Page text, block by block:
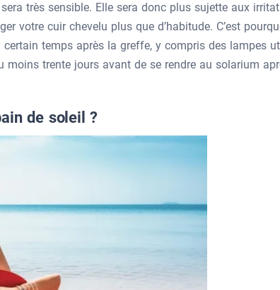
très sensible. Elle sera donc plus sujette aux
votre cuir chevelu plus que d’habitude. C’est
temps après la greffe, y compris des lampes
moins trente jours avant de se rendre au solarium
de soleil ?